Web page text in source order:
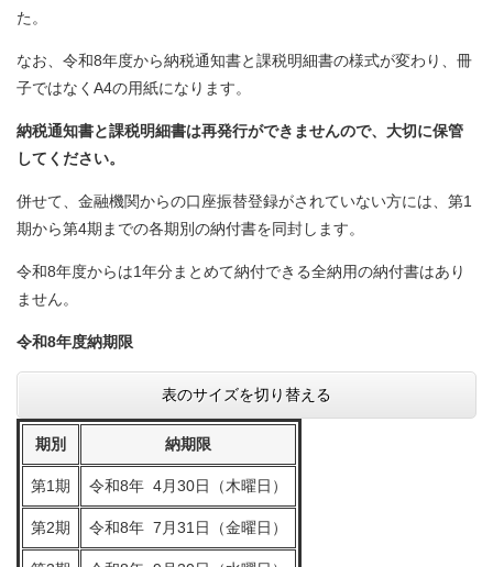
た。
なお、令和8年度から納税通知書と課税明細書の様式が変わり、冊
子ではなくA4の用紙になります。
納税通知書と課税明細書は再発行ができませんので、大切に保管
してください。
併せて、金融機関からの口座振替登録がされていない方には、第1
期から第4期までの各期別の納付書を同封します。
令和8年度からは1年分まとめて納付できる全納用の納付書はあり
ません。
令和8年度納期限
表のサイズを切り替える
期別 納期限
第1期 令和8年 4月30日（木曜日）
第2期 令和8年 7月31日（金曜日）